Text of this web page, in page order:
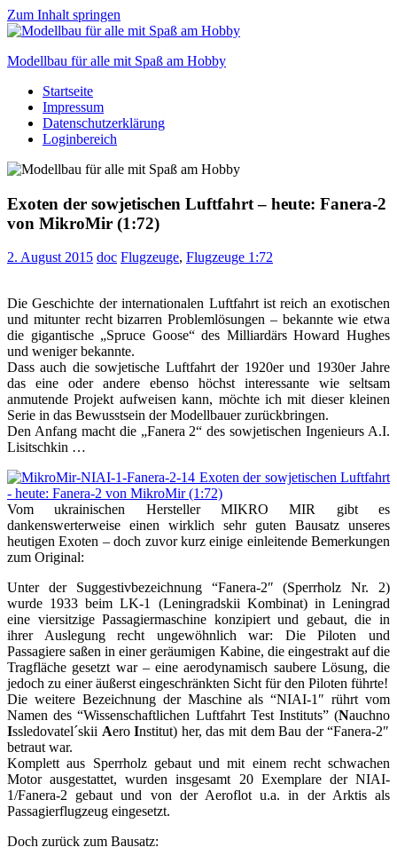
Zum Inhalt springen
Modellbau für alle mit Spaß am Hobby
Scale
modelling
to
Startseite
Impressum
Datenschutzerklärung
Loginbereich
Exoten der sowjetischen Luftfahrt – heute: Fanera-2
von MikroMir (1:72)
2. August 2015 doc Flugzeuge, Flugzeuge 1:72
Die Geschichte der internationalen Luftfahrt ist reich an exotischen
und mitunter recht bizarren Problemlösungen – bekannte wie etwa
die gigantische „Spruce Goose“ des Milliardärs Howard Hughes
und weniger bekannte.
Dass auch die sowjetische Luftfahrt der 1920er und 1930er Jahre
das eine oder andere ebenso höchst interessante wie seltsam
anmutende Projekt aufweisen kann, möchte ich mit dieser kleinen
Serie in das Bewusstsein der Modellbauer zurückbringen.
Den Anfang macht die „Fanera 2“ des sowjetischen Ingenieurs A.I.
Lisitschkin …
Vom ukrainischen Hersteller MIKRO MIR gibt es
dankenswerterweise einen wirklich sehr guten Bausatz unseres
heutigen Exoten – doch zuvor kurz einige einleitende Bemerkungen
zum Original:
Unter der Suggestivbezeichnung “Fanera-2″ (Sperrholz Nr. 2)
wurde 1933 beim LK-1 (Leningradskii Kombinat) in Leningrad
eine viersitzige Passagiermaschine konzipiert und gebaut, die in
ihrer Auslegung recht ungewöhnlich war: Die Piloten und
Passagiere saßen in einer geräumigen Kabine, die eingestrakt auf die
Tragfläche gesetzt war – eine aerodynamisch saubere Lösung, die
jedoch zu einer äußerst eingeschränkten Sicht für den Piloten führte!
Die weitere Bezeichnung der Maschine als “NIAI-1″ rührt vom
Namen des “Wissenschaftlichen Luftfahrt Test Instituts” (Nauchno
Issledovatel´skii AeroInstitut) her, das mit dem Bau der “Fanera-2″
betraut war.
Komplett aus Sperrholz gebaut und mit einem recht schwachen
Motor ausgestattet, wurden insgesamt 20 Exemplare der NIAI-
1/Fanera-2 gebaut und von der Aeroflot u.a. in der Arktis als
Passagierflugzeug eingesetzt.
Doch zurück zum Bausatz: